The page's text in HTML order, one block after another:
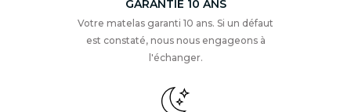
GARANTIE 10 ANS
Votre matelas garanti 10 ans. Si un défaut
est constaté, nous nous engageons à
l'échanger.